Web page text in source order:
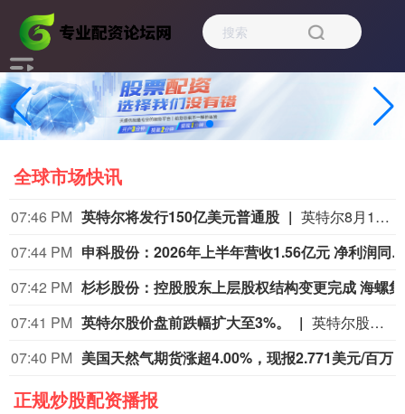
全球市场快讯
07:46 PM 英特尔将发行150亿美元普通股
英特尔8月10日宣布将发行150亿美元普通股，计划将此次发行所得净款项用于一般公司用途，其中包括但不限于资本支出和营运资金，旨在进一步支持公司把握未来的增长机遇。声明称，受AI计算领域前所未有的投资推动，客户持续释放出强劲且可持续的需求信号，物理AI、专用芯片、先进封装及外部晶圆代工等新兴领域的进展，为英特尔带来巨大增长机遇。
07:44 PM
申科股份：2026年上半年营收1.56亿元 净利润同比增197.51%
07:42 PM
07:41 PM 英特尔股价盘前跌幅扩大至3%。
英特尔股价盘前跌幅扩大至3%。
07:40 PM
正规炒股配资播报